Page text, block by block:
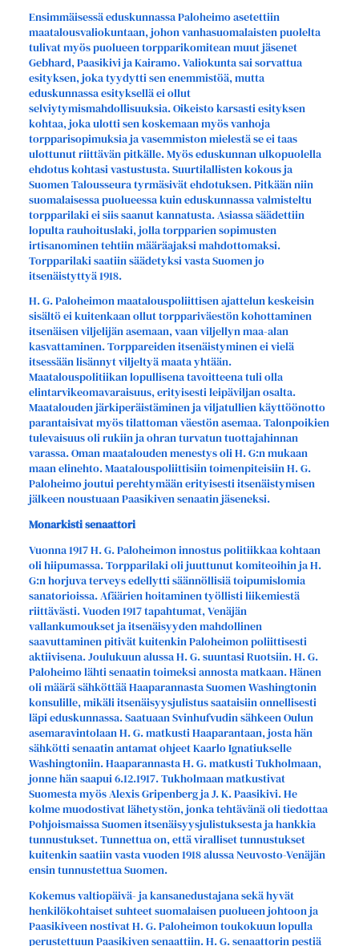
Ensimmäisessä eduskunnassa Paloheimo asetettiin
maatalousvaliokuntaan, johon vanhasuomalaisten puolelta
tulivat myös puolueen torpparikomitean muut jäsenet
Gebhard, Paasikivi ja Kairamo. Valiokunta sai sorvattua
esityksen, joka tyydytti sen enemmistöä, mutta
eduskunnassa esityksellä ei ollut
selviytymismahdollisuuksia. Oikeisto karsasti esityksen
kohtaa, joka ulotti sen koskemaan myös vanhoja
torpparisopimuksia ja vasemmiston mielestä se ei taas
ulottunut riittävän pitkälle. Myös eduskunnan ulkopuolella
ehdotus kohtasi vastustusta. Suurtilallisten kokous ja
Suomen Talousseura tyrmäsivät ehdotuksen. Pitkään niin
suomalaisessa puolueessa kuin eduskunnassa valmisteltu
torpparilaki ei siis saanut kannatusta. Asiassa säädettiin
lopulta rauhoituslaki, jolla torpparien sopimusten
irtisanominen tehtiin määräajaksi mahdottomaksi.
Torpparilaki saatiin säädetyksi vasta Suomen jo
itsenäistyttyä 1918.
H. G. Paloheimon maatalouspoliittisen ajattelun keskeisin
sisältö ei kuitenkaan ollut torppariväestön kohottaminen
itsenäisen viljelijän asemaan, vaan viljellyn maa-alan
kasvattaminen. Torppareiden itsenäistyminen ei vielä
itsessään lisännyt viljeltyä maata yhtään.
Maatalouspolitiikan lopullisena tavoitteena tuli olla
elintarvikeomavaraisuus, erityisesti leipäviljan osalta.
Maatalouden järkiperäistäminen ja viljatullien käyttöönotto
parantaisivat myös tilattoman väestön asemaa. Talonpoikien
tulevaisuus oli rukiin ja ohran turvatun tuottajahinnan
varassa. Oman maatalouden menestys oli H. G:n mukaan
maan elinehto. Maatalouspoliittisiin toimenpiteisiin H. G.
Paloheimo joutui perehtymään erityisesti itsenäistymisen
jälkeen noustuaan Paasikiven senaatin jäseneksi.
Monarkisti senaattori
Vuonna 1917 H. G. Paloheimon innostus politiikkaa kohtaan
oli hiipumassa. Torpparilaki oli juuttunut komiteoihin ja H.
G:n horjuva terveys edellytti säännöllisiä toipumislomia
sanatorioissa. Afäärien hoitaminen työllisti liikemiestä
riittävästi. Vuoden 1917 tapahtumat, Venäjän
vallankumoukset ja itsenäisyyden mahdollinen
saavuttaminen pitivät kuitenkin Paloheimon poliittisesti
aktiivisena. Joulukuun alussa H. G. suuntasi Ruotsiin. H. G.
Paloheimo lähti senaatin toimeksi annosta matkaan. Hänen
oli määrä sähköttää Haaparannasta Suomen Washingtonin
konsulille, mikäli itsenäisyysjulistus saataisiin onnellisesti
läpi eduskunnassa. Saatuaan Svinhufvudin sähkeen Oulun
asemaravintolaan H. G. matkusti Haaparantaan, josta hän
sähkötti senaatin antamat ohjeet Kaarlo Ignatiukselle
Washingtoniin. Haaparannasta H. G. matkusti Tukholmaan,
jonne hän saapui 6.12.1917. Tukholmaan matkustivat
Suomesta myös Alexis Gripenberg ja J. K. Paasikivi. He
kolme muodostivat lähetystön, jonka tehtävänä oli tiedottaa
Pohjoismaissa Suomen itsenäisyysjulistuksesta ja hankkia
tunnustukset. Tunnettua on, että viralliset tunnustukset
kuitenkin saatiin vasta vuoden 1918 alussa Neuvosto-Venäjän
ensin tunnustettua Suomen.
Kokemus valtiopäivä- ja kansanedustajana sekä hyvät
henkilökohtaiset suhteet suomalaisen puolueen johtoon ja
Paasikiveen nostivat H. G. Paloheimon toukokuun lopulla
perustettuun Paasikiven senaattiin. H. G. senaattorin pestiä